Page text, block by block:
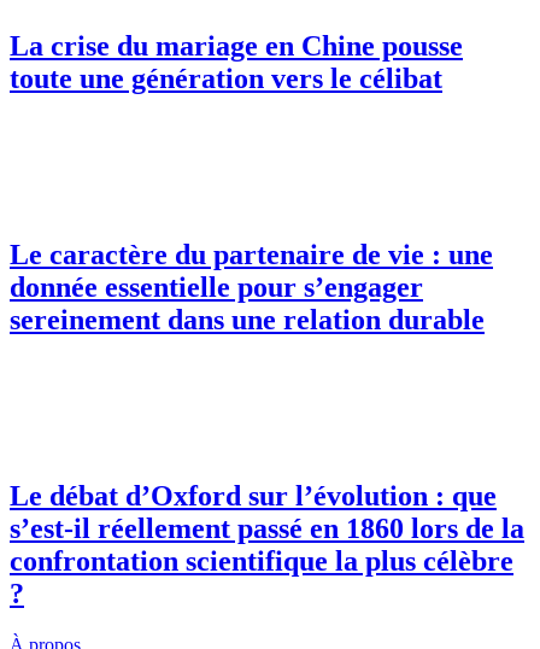
La crise du mariage en Chine pousse
toute une génération vers le célibat
Le caractère du partenaire de vie : une
donnée essentielle pour s’engager
sereinement dans une relation durable
Le débat d’Oxford sur l’évolution : que
s’est-il réellement passé en 1860 lors de la
confrontation scientifique la plus célèbre
?
À propos